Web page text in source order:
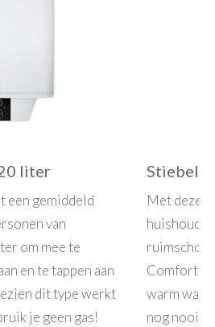
liter
een gemiddeld
van
om mee te
en te tappen aan
dit type werkt
je geen gas!
Stiebel
Met deze
warm
nog nooit